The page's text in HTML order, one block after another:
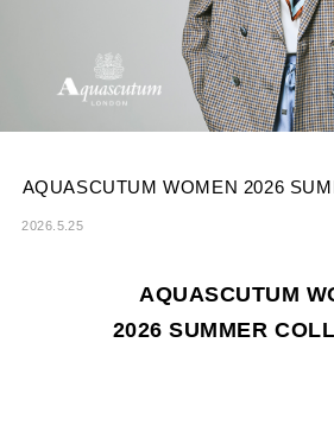
AQUASCUTUM WOMEN 2026
2026.5.25
AQUASCUTUM
2026 SUMMER